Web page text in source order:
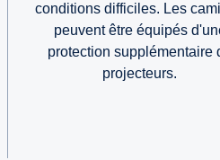
conditions difficiles. Les
peuvent être équipés
protection supplémentaire
projecteurs.